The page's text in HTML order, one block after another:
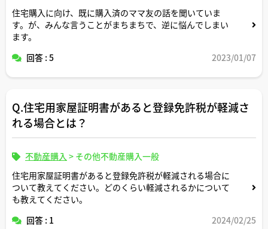
住宅購入に向け、既に購入済のママ友の話を聞いていま
す。が、みんな言うことがまちまちで、逆に悩んでしまい
ます。
回答 : 5
2023/01/07
Q.住宅用家屋証明書があると登録免許税が軽減さ
れる場合とは？
不動産購入 > その他不動産購入一般
住宅用家屋証明書があると登録免許税が軽減される場合に
ついて教えてください。どのくらい軽減されるかについて
も教えてください。
回答 : 1
2024/02/25